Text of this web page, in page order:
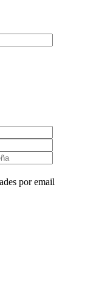
por email